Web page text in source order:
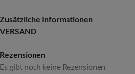
Zusätzliche Informationen
VERSAND
Rezensionen
Es gibt noch keine Rezensionen